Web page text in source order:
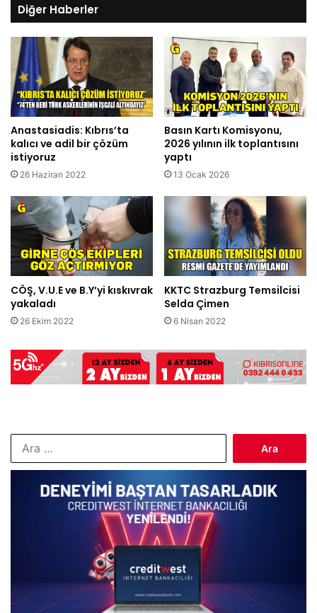
Diğer Haberler
Anastasiadis: Kıbrıs’ta
kalıcı ve adil bir çözüm
istiyoruz
26 Haziran 2022
Basın Kartı Komisyonu,
2026 yılının ilk toplantısını
yaptı
13 Ocak 2026
CÖŞ, V.U.E ve B.Y’yi kıskıvrak
yakaladı
26 Ekim 2022
KKTC Strazburg Temsilcisi
Selda Çimen
6 Nisan 2022